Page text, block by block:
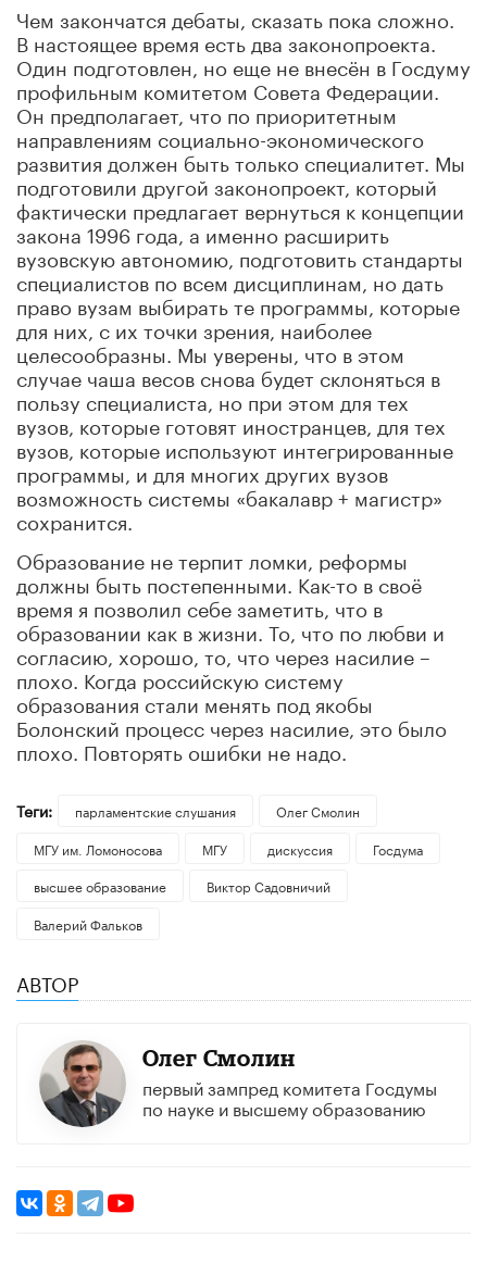
Чем закончатся дебаты, сказать пока сложно.
В настоящее время есть два законопроекта.
Один подготовлен, но еще не внесён в Госдуму
профильным комитетом Совета Федерации.
Он предполагает, что по приоритетным
направлениям социально-экономического
развития должен быть только специалитет. Мы
подготовили другой законопроект, который
фактически предлагает вернуться к концепции
закона 1996 года, а именно расширить
вузовскую автономию, подготовить стандарты
специалистов по всем дисциплинам, но дать
право вузам выбирать те программы, которые
для них, с их точки зрения, наиболее
целесообразны. Мы уверены, что в этом
случае чаша весов снова будет склоняться в
пользу специалиста, но при этом для тех
вузов, которые готовят иностранцев, для тех
вузов, которые используют интегрированные
программы, и для многих других вузов
возможность системы «бакалавр + магистр»
сохранится.
Образование не терпит ломки, реформы
должны быть постепенными. Как-то в своё
время я позволил себе заметить, что в
образовании как в жизни. То, что по любви и
согласию, хорошо, то, что через насилие –
плохо. Когда российскую систему
образования стали менять под якобы
Болонский процесс через насилие, это было
плохо. Повторять ошибки не надо.
Теги: парламентские слушания
Олег Смолин
МГУ им. Ломоносова
МГУ дискуссия
Госдума
высшее образование
Виктор Садовничий
Валерий Фальков
АВТОР
Олег Смолин
первый зампред комитета Госдумы
по науке и высшему образованию